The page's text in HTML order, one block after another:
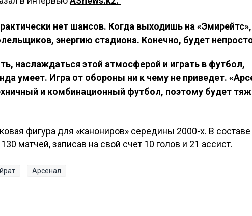
нет шансов. Когда выходишь на «Эмирейтс»,
энергию стадиона. Конечно, будет
наслаждаться этой атмосферой и играть в футбол,
умеет. Игра от обороны ни к чему не приведет.
и комбинационный футбол, поэтому будет
фигура для «канониров» середины 2000-х. В составе
матчей, записав на свой счет 10 голов и 21 ассист.
Арсенал